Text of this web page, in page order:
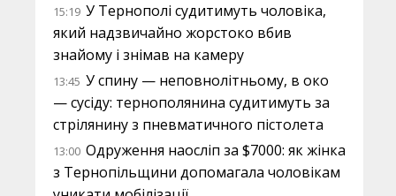
15:19 У Тернополі судитимуть чоловіка,
який надзвичайно жорстоко вбив
знайому і знімав на камеру
13:45 У спину — неповнолітньому, в око
— сусіду: тернополянина судитимуть за
стрілянину з пневматичного пістолета
13:00 Одруження наосліп за $7000: як жінка
з Тернопільщини допомагала чоловікам